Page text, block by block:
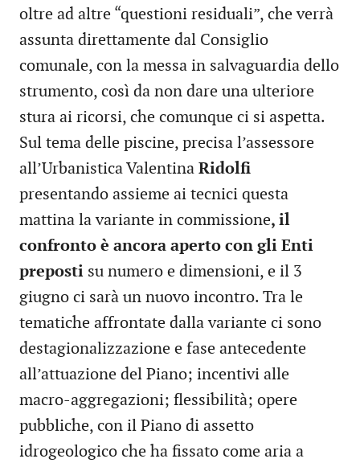
oltre ad altre “questioni residuali”, che verrà
assunta direttamente dal Consiglio
comunale, con la messa in salvaguardia dello
strumento, così da non dare una ulteriore
stura ai ricorsi, che comunque ci si aspetta.
Sul tema delle piscine, precisa l’assessore
all’Urbanistica Valentina Ridolfi
presentando assieme ai tecnici questa
mattina la variante in commissione, il
confronto è ancora aperto con gli Enti
preposti su numero e dimensioni, e il 3
giugno ci sarà un nuovo incontro. Tra le
tematiche affrontate dalla variante ci sono
destagionalizzazione e fase antecedente
all’attuazione del Piano; incentivi alle
macro-aggregazioni; flessibilità; opere
pubbliche, con il Piano di assetto
idrogeologico che ha fissato come aria a